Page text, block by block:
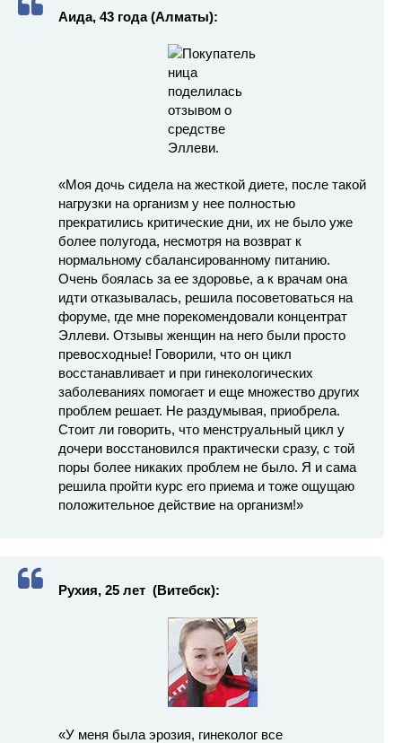
Аида, 43 года (Алматы):
«Моя дочь сидела на жесткой диете, после такой
нагрузки на организм у нее полностью
прекратились критические дни, их не было уже
более полугода, несмотря на возврат к
нормальному сбалансированному питанию.
Очень боялась за ее здоровье, а к врачам она
идти отказывалась, решила посоветоваться на
форуме, где мне порекомендовали концентрат
Эллеви. Отзывы женщин на него были просто
превосходные! Говорили, что он цикл
восстанавливает и при гинекологических
заболеваниях помогает и еще множество других
проблем решает. Не раздумывая, приобрела.
Стоит ли говорить, что менструальный цикл у
дочери восстановился практически сразу, с той
поры более никаких проблем не было. Я и сама
решила пройти курс его приема и тоже ощущаю
положительное действие на организм!»
Рухия, 25 лет (Витебск):
«У меня была эрозия, гинеколог все